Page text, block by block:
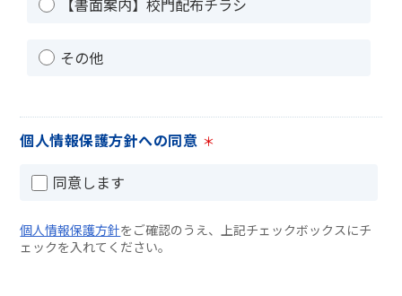
その他
個人情報保護方針への同意 ＊
同意します
個人情報保護方針をご確認のうえ、上記チェックボックスにチ
ェックを入れてください。